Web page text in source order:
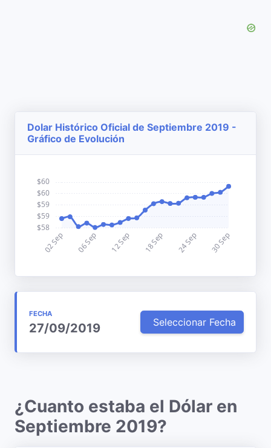
Dolar Histórico Oficial de Septiembre 2019 -
Gráfico de Evolución
FECHA
27/09/2019 Seleccionar Fecha
¿Cuanto estaba el Dólar en
Septiembre 2019?